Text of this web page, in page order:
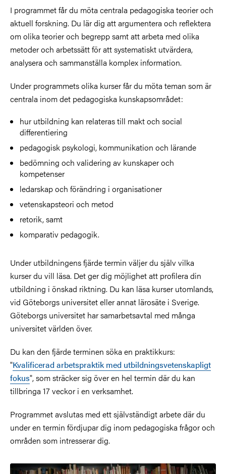
I programmet får du möta centrala pedagogiska teorier och
aktuell forskning. Du lär dig att argumentera och reflektera
om olika teorier och begrepp samt att arbeta med olika
metoder och arbetssätt för att systematiskt utvärdera,
analysera och sammanställa komplex information.
Under programmets olika kurser får du möta teman som är
centrala inom det pedagogiska kunskapsområdet:
hur utbildning kan relateras till makt och social
differentiering
pedagogisk psykologi, kommunikation och lärande
bedömning och validering av kunskaper och
kompetenser
ledarskap och förändring i organisationer
vetenskapsteori och metod
retorik, samt
komparativ pedagogik.
Under utbildningens fjärde termin väljer du själv vilka
kurser du vill läsa. Det ger dig möjlighet att profilera din
utbildning i önskad riktning. Du kan läsa kurser utomlands,
vid Göteborgs universitet eller annat lärosäte i Sverige.
Göteborgs universitet har samarbetsavtal med många
universitet världen över.
Du kan den fjärde terminen söka en praktikkurs:
"Kvalificerad arbetspraktik med utbildningsvetenskapligt
fokus", som sträcker sig över en hel termin där du kan
tillbringa 17 veckor i en verksamhet.
Programmet avslutas med ett självständigt arbete där du
under en termin fördjupar dig inom pedagogiska frågor och
områden som intresserar dig.